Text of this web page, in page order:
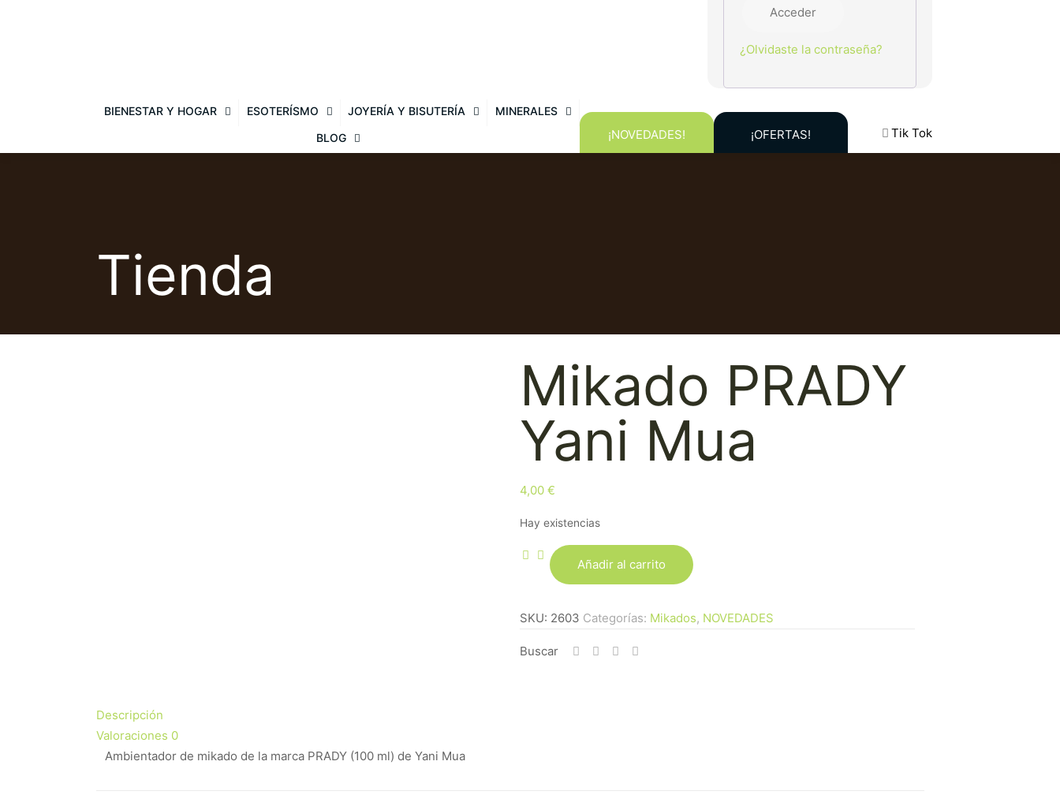
Acceder
¿Olvidaste la contraseña?
BIENESTAR Y HOGAR ESOTERÍSMO JOYERÍA Y BISUTERÍA
MINERALES
BLOG
¡NOVEDADES! ¡OFERTAS! Tik Tok
Tienda
Mikado PRADY
Yani Mua
4,00 €
Hay existencias
Mikado
Yani
cantidad
Añadir al carrito
SKU: 2603 Categorías: Mikados, NOVEDADES
Buscar
Descripción
Valoraciones 0
Ambientador de mikado de la marca PRADY (100 ml) de Yani Mua